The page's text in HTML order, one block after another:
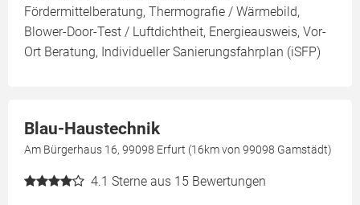
Fördermittelberatung, Thermografie / Wärmebild,
Blower-Door-Test / Luftdichtheit, Energieausweis, Vor-
Ort Beratung, Individueller Sanierungsfahrplan (iSFP)
Blau-Haustechnik
Am Bürgerhaus 16, 99098 Erfurt (16km von 99098 Gamstädt)
4.1 Sterne aus 15 Bewertungen